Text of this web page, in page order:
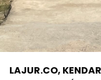
LAJUR.CO,